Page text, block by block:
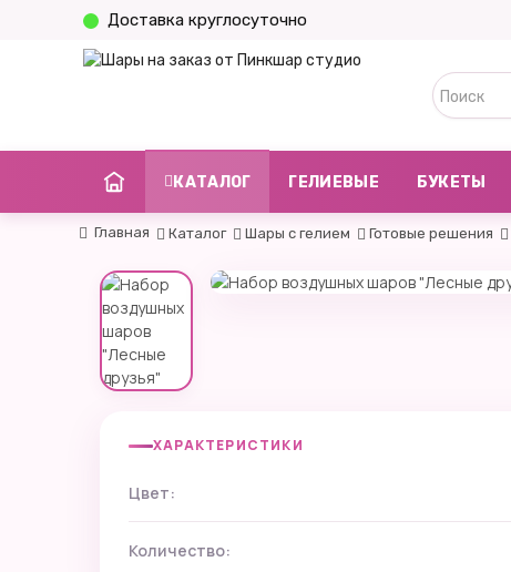
Доставка круглосуточно
КАТАЛОГ ГЕЛИЕВЫЕ БУКЕТЫ
Главная Каталог Шары с гелием Готовые решения
ХАРАКТЕРИСТИКИ
Цвет:
Количество: